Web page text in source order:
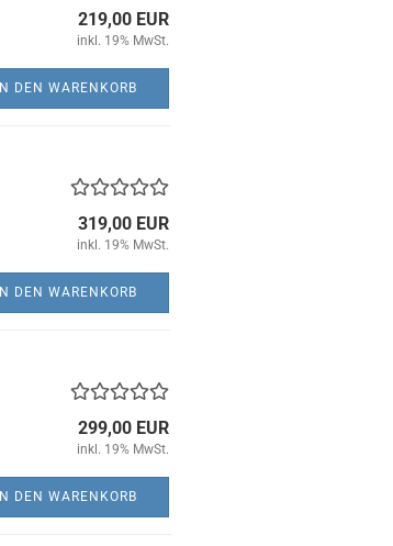
219,00 EUR
inkl. 19% MwSt.
IN DEN WARENKORB
319,00 EUR
inkl. 19% MwSt.
IN DEN WARENKORB
299,00 EUR
inkl. 19% MwSt.
IN DEN WARENKORB